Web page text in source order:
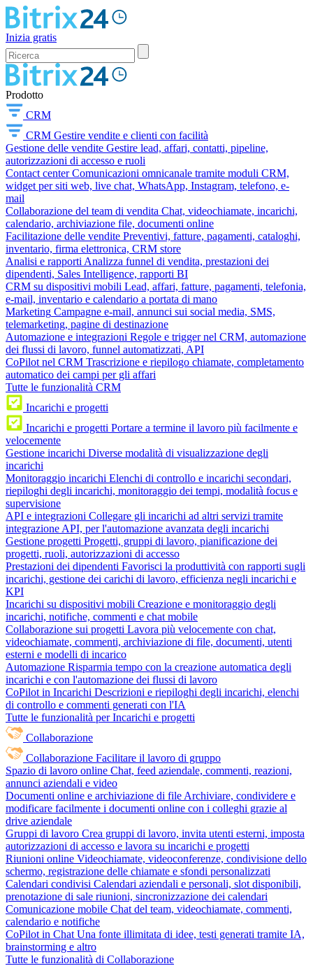
Inizia gratis
Prodotto
CRM
CRM Gestire vendite e clienti con facilità
Gestione delle vendite Gestire lead, affari, contatti, pipeline,
autorizzazioni di accesso e ruoli
Contact center Comunicazioni omnicanale tramite moduli CRM,
widget per siti web, live chat, WhatsApp, Instagram, telefono, e-
mail
Collaborazione del team di vendita Chat, videochiamate, incarichi,
calendario, archiviazione file, documenti online
Facilitazione delle vendite Preventivi, fatture, pagamenti, cataloghi,
inventario, firma elettronica, CRM store
Analisi e rapporti Analizza funnel di vendita, prestazioni dei
dipendenti, Sales Intelligence, rapporti BI
CRM su dispositivi mobili Lead, affari, fatture, pagamenti, telefonia,
e-mail, inventario e calendario a portata di mano
Marketing Campagne e-mail, annunci sui social media, SMS,
telemarketing, pagine di destinazione
Automazione e integrazioni Regole e trigger nel CRM, automazione
dei flussi di lavoro, funnel automatizzati, API
CoPilot nel CRM Trascrizione e riepilogo chiamate, completamento
automatico dei campi per gli affari
Tutte le funzionalità CRM
Incarichi e progetti
Incarichi e progetti Portare a termine il lavoro più facilmente e
velocemente
Gestione incarichi Diverse modalità di visualizzazione degli
incarichi
Monitoraggio incarichi Elenchi di controllo e incarichi secondari,
riepiloghi degli incarichi, monitoraggio dei tempi, modalità focus e
supervisione
API e integrazioni Collegare gli incarichi ad altri servizi tramite
integrazione API, per l'automazione avanzata degli incarichi
Gestione progetti Progetti, gruppi di lavoro, pianificazione dei
progetti, ruoli, autorizzazioni di accesso
Prestazioni dei dipendenti Favorisci la produttività con rapporti sugli
incarichi, gestione dei carichi di lavoro, efficienza negli incarichi e
KPI
Incarichi su dispositivi mobili Creazione e monitoraggio degli
incarichi, notifiche, commenti e chat mobile
Collaborazione sui progetti Lavora più velocemente con chat,
videochiamate, commenti, archiviazione di file, documenti, utenti
esterni e modelli di incarico
Automazione Risparmia tempo con la creazione automatica degli
incarichi e con l'automazione dei flussi di lavoro
CoPilot in Incarichi Descrizioni e riepiloghi degli incarichi, elenchi
di controllo e commenti generati con l'IA
Tutte le funzionalità per Incarichi e progetti
Collaborazione
Collaborazione Facilitare il lavoro di gruppo
Spazio di lavoro online Chat, feed aziendale, commenti, reazioni,
annunci aziendali e video
Documenti online e archiviazione di file Archiviare, condividere e
modificare facilmente i documenti online con i colleghi grazie al
drive aziendale
Gruppi di lavoro Crea gruppi di lavoro, invita utenti esterni, imposta
autorizzazioni di accesso e lavora su incarichi e progetti
Riunioni online Videochiamate, videoconferenze, condivisione dello
schermo, registrazione delle chiamate e sfondi personalizzati
Calendari condivisi Calendari aziendali e personali, slot disponibili,
prenotazione di sale riunioni, sincronizzazione dei calendari
Comunicazione mobile Chat del team, videochiamate, commenti,
calendario e notifiche
CoPilot in Chat Una fonte illimitata di idee, testi generati tramite IA,
brainstorming e altro
Tutte le funzionalità di Collaborazione